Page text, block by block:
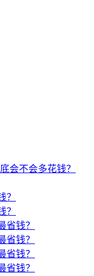
会不会多花钱？
？
？
省钱？
省钱？
省钱？
省钱？